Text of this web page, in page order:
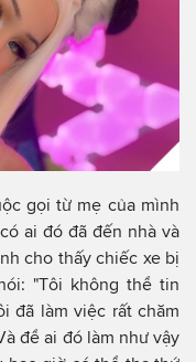
gọi từ mẹ của mình
ai đó đã đến nhà và
cho thấy chiếc xe bị
"Tôi không thể tin
đã làm việc rất chăm
để ai đó làm như vậy